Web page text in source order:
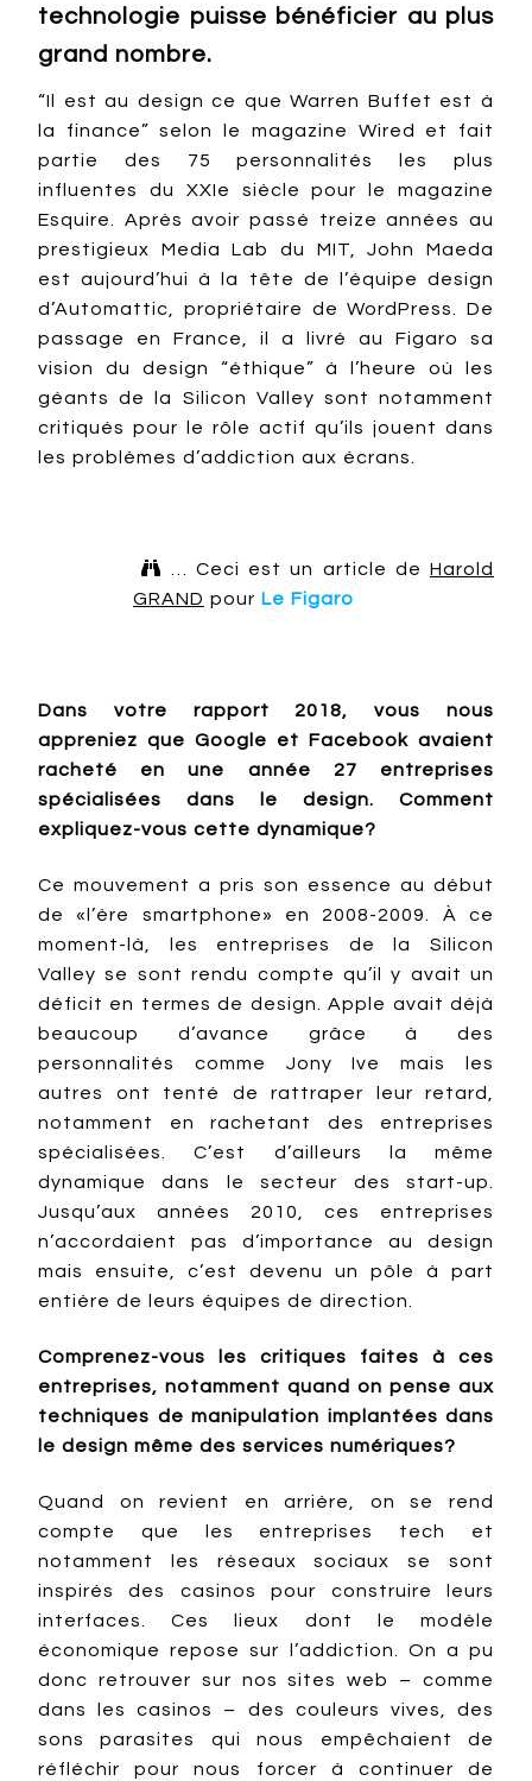
technologie puisse bénéficier au plus
grand nombre.
“Il est au design ce que Warren Buffet est à
la finance” selon le magazine Wired et fait
partie des 75 personnalités les plus
influentes du XXIe siècle pour le magazine
Esquire. Après avoir passé treize années au
prestigieux Media Lab du MIT, John Maeda
est aujourd’hui à la tête de l’équipe design
d’Automattic, propriétaire de WordPress. De
passage en France, il a livré au Figaro sa
vision du design “éthique” à l’heure où les
géants de la Silicon Valley sont notamment
critiqués pour le rôle actif qu’ils jouent dans
les problèmes d’addiction aux écrans.
 … Ceci est un article de Harold
GRAND pour Le Figaro
Dans votre rapport 2018, vous nous
appreniez que Google et Facebook avaient
racheté en une année 27 entreprises
spécialisées dans le design. Comment
expliquez-vous cette dynamique?
Ce mouvement a pris son essence au début
de «l’ère smartphone» en 2008-2009. À ce
moment-là, les entreprises de la Silicon
Valley se sont rendu compte qu’il y avait un
déficit en termes de design. Apple avait déjà
beaucoup d’avance grâce à des
personnalités comme Jony Ive mais les
autres ont tenté de rattraper leur retard,
notamment en rachetant des entreprises
spécialisées. C’est d’ailleurs la même
dynamique dans le secteur des start-up.
Jusqu’aux années 2010, ces entreprises
n’accordaient pas d’importance au design
mais ensuite, c’est devenu un pôle à part
entière de leurs équipes de direction.
Comprenez-vous les critiques faites à ces
entreprises, notamment quand on pense aux
techniques de manipulation implantées dans
le design même des services numériques?
Quand on revient en arrière, on se rend
compte que les entreprises tech et
notamment les réseaux sociaux se sont
inspirés des casinos pour construire leurs
interfaces. Ces lieux dont le modèle
économique repose sur l’addiction. On a pu
donc retrouver sur nos sites web – comme
dans les casinos – des couleurs vives, des
sons parasites qui nous empêchaient de
réfléchir pour nous forcer à continuer de